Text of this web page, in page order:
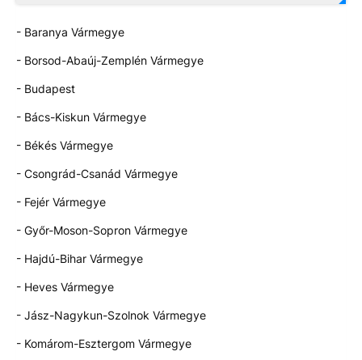
- Baranya Vármegye
- Borsod-Abaúj-Zemplén Vármegye
- Budapest
- Bács-Kiskun Vármegye
- Békés Vármegye
- Csongrád-Csanád Vármegye
- Fejér Vármegye
- Győr-Moson-Sopron Vármegye
- Hajdú-Bihar Vármegye
- Heves Vármegye
- Jász-Nagykun-Szolnok Vármegye
- Komárom-Esztergom Vármegye